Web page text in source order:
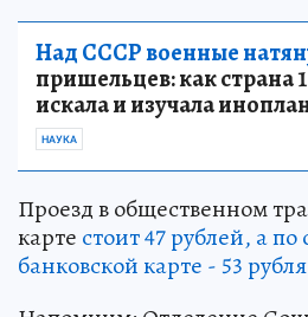
Над СССР военные
пришельцев: как страна
искала и изучала
НАУКА
Проезд в общественном
карте стоит 47 рублей, а
банковской карте - 53